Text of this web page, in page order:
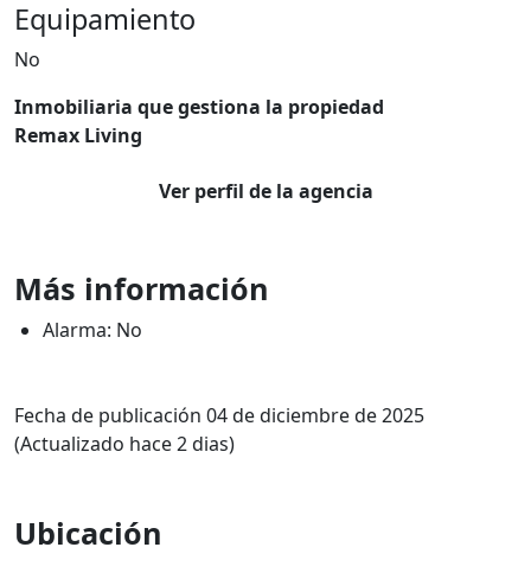
Equipamiento
No
Inmobiliaria que gestiona la propiedad
Remax Living
Ver perfil de la agencia
Más información
Alarma: No
Fecha de publicación 04 de diciembre de 2025
(Actualizado hace 2 dias)
Ubicación